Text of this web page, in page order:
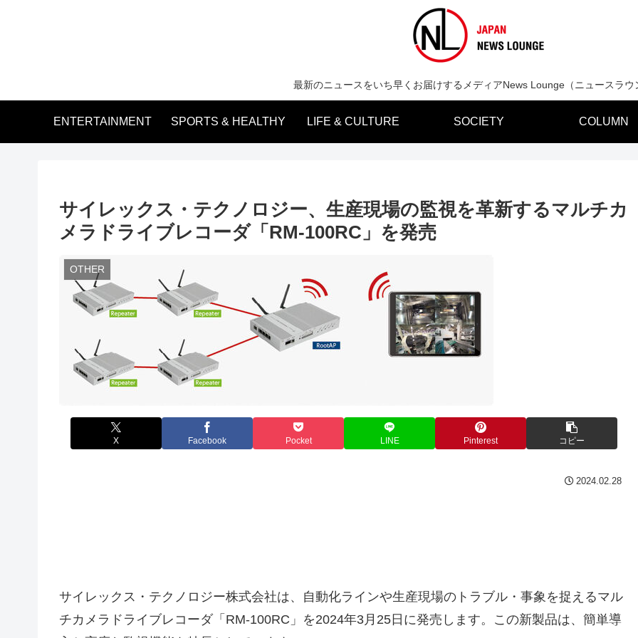
最新のニュースをいち早くお届けするメディアNews Lounge（ニュースラウ
ENTERTAINMENT SPORTS & HEALTHY LIFE & CULTURE SOCIETY COLUMN
サイレックス・テクノロジー、生産現場の監視を革新するマルチカ
メラドライブレコーダ「RM-100RC」を発売
OTHER
X Facebook Pocket LINE Pinterest コピー
2024.02.28
サイレックス・テクノロジー株式会社は、自動化ラインや生産現場のトラブル・事象を捉えるマル
チカメラドライブレコーダ「RM-100RC」を2024年3月25日に発売します。この新製品は、簡単導